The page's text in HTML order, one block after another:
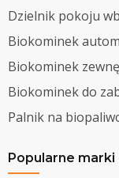
Dzielnik pokoju
Biokominek
Biokominek
Biokominek do
Palnik na
Popularne marki